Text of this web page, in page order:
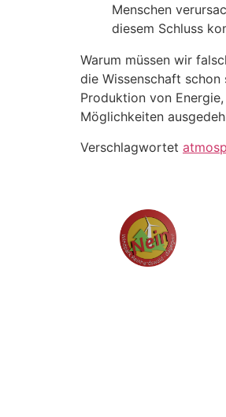
Menschen
diesem Schluss
Warum müssen wir
die Wissenschaft
Produktion von
Möglichkeiten
Verschlagwortet